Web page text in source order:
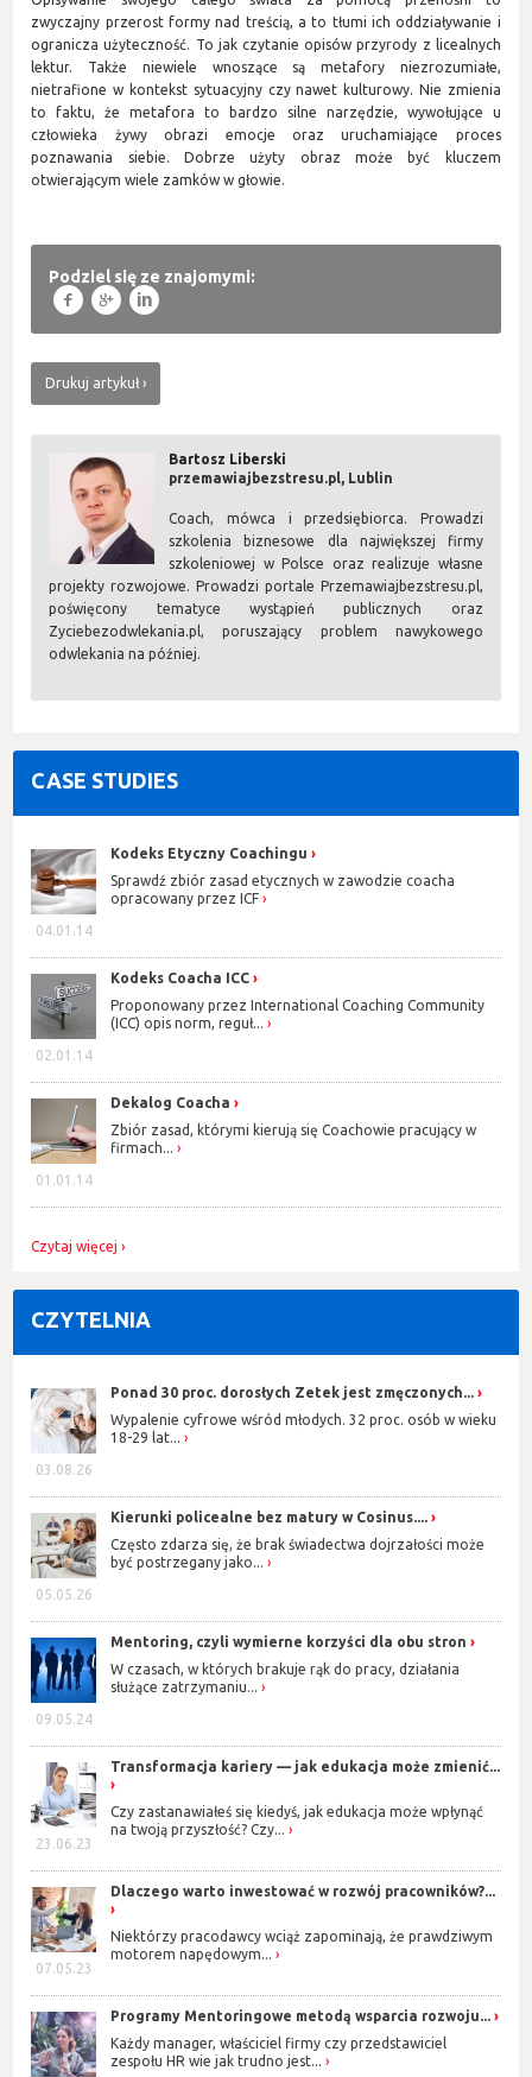
zwyczajny przerost formy nad treścią, a to tłumi ich oddziaływanie i
ogranicza użyteczność. To jak czytanie opisów przyrody z licealnych
lektur. Także niewiele wnoszące są metafory niezrozumiałe,
nietrafione w kontekst sytuacyjny czy nawet kulturowy. Nie zmienia
to faktu, że metafora to bardzo silne narzędzie, wywołujące u
człowieka żywy obrazi emocje oraz uruchamiające proces
poznawania siebie. Dobrze użyty obraz może być kluczem
otwierającym wiele zamków w głowie.
Podziel się ze znajomymi:
f g l
Drukuj artykuł
Bartosz Liberski
przemawiajbezstresu.pl, Lublin
Coach, mówca i przedsiębiorca. Prowadzi
szkolenia biznesowe dla największej firmy
szkoleniowej w Polsce oraz realizuje własne
projekty rozwojowe. Prowadzi portale Przemawiajbezstresu.pl,
poświęcony tematyce wystąpień publicznych oraz
Zyciebezodwlekania.pl, poruszający problem nawykowego
odwlekania na później.
CASE STUDIES
04.01.14
Kodeks Etyczny Coachingu
Sprawdź zbiór zasad etycznych w zawodzie coacha
opracowany przez ICF
02.01.14
Kodeks Coacha ICC
Proponowany przez International Coaching Community
(ICC) opis norm, reguł...
01.01.14
Dekalog Coacha
Zbiór zasad, którymi kierują się Coachowie pracujący w
firmach...
Czytaj więcej
CZYTELNIA
03.08.26
Ponad 30 proc. dorosłych Zetek jest zmęczonych...
Wypalenie cyfrowe wśród młodych. 32 proc. osób w wieku
18-29 lat...
05.05.26
Kierunki policealne bez matury w Cosinus....
Często zdarza się, że brak świadectwa dojrzałości może
być postrzegany jako...
09.05.24
Mentoring, czyli wymierne korzyści dla obu stron
W czasach, w których brakuje rąk do pracy, działania
służące zatrzymaniu...
23.06.23
Transformacja kariery — jak edukacja może zmienić...
Czy zastanawiałeś się kiedyś, jak edukacja może wpłynąć
na twoją przyszłość? Czy...
07.05.23
Dlaczego warto inwestować w rozwój pracowników?...
Niektórzy pracodawcy wciąż zapominają, że prawdziwym
motorem napędowym...
Programy Mentoringowe metodą wsparcia rozwoju...
Każdy manager, właściciel firmy czy przedstawiciel
zespołu HR wie jak trudno jest...